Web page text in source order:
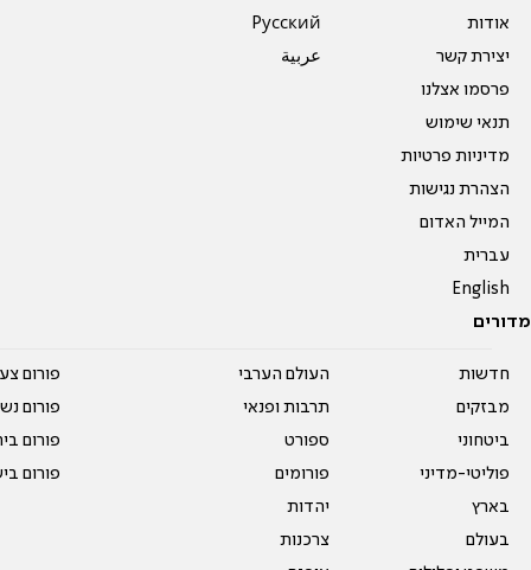
אודות
יצירת קשר
פרסמו אצלנו
תנאי שימוש
מדיניות פרטיות
הצהרת נגישות
המייל האדום
עברית
English
Pусский
عربية
מדורים
חדשות
מבזקים
ביטחוני
פוליטי-מדיני
בארץ
בעולם
העולם הערבי
תרבות ופנאי
ספורט
פורומים
יהדות
צרכנות
פורום
פורום
פורום
פורום